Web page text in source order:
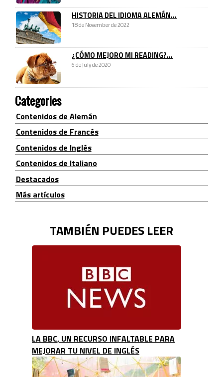
HISTORIA DEL IDIOMA ALEMÁN...
18 de November de 2022
¿CÓMO MEJORO MI READING?...
6 de July de 2020
Categories
Contenidos de Alemán
Contenidos de Francés
Contenidos de Inglés
Contenidos de Italiano
Destacados
Más artículos
TAMBIÉN PUEDES LEER
LA BBC, UN RECURSO INFALTABLE PARA
MEJORAR TU NIVEL DE INGLÉS